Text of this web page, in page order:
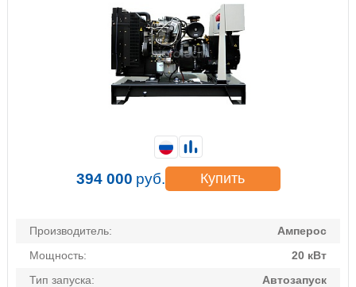
Производитель:
Амперос
Мощность:
20 кВт
Тип запуска:
Автозапуск
394 000 руб. Купить